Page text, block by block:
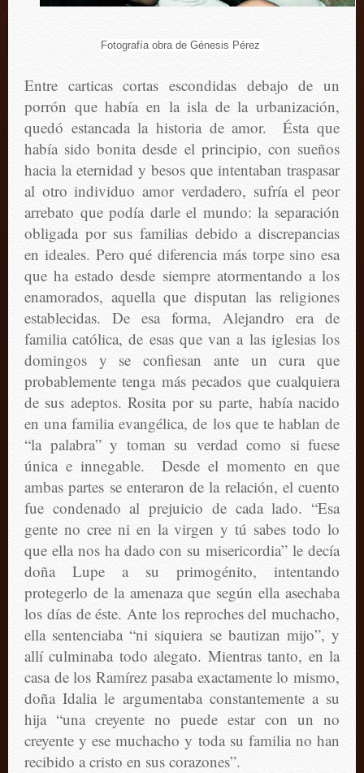
Fotografía obra de Génesis Pérez
Entre carticas cortas escondidas debajo de un
porrón que había en la isla de la urbanización,
quedó estancada la historia de amor. Ésta que
había sido bonita desde el principio, con sueños
hacia la eternidad y besos que intentaban traspasar
al otro individuo amor verdadero, sufría el peor
arrebato que podía darle el mundo: la separación
obligada por sus familias debido a discrepancias
en ideales. Pero qué diferencia más torpe sino esa
que ha estado desde siempre atormentando a los
enamorados, aquella que disputan las religiones
establecidas. De esa forma, Alejandro era de
familia católica, de esas que van a las iglesias los
domingos y se confiesan ante un cura que
probablemente tenga más pecados que cualquiera
de sus adeptos. Rosita por su parte, había nacido
en una familia evangélica, de los que te hablan de
“la palabra” y toman su verdad como si fuese
única e innegable. Desde el momento en que
ambas partes se enteraron de la relación, el cuento
fue condenado al prejuicio de cada lado. “Esa
gente no cree ni en la virgen y tú sabes todo lo
que ella nos ha dado con su misericordia” le decía
doña Lupe a su primogénito, intentando
protegerlo de la amenaza que según ella asechaba
los días de éste. Ante los reproches del muchacho,
ella sentenciaba “ni siquiera se bautizan mijo”, y
allí culminaba todo alegato. Mientras tanto, en la
casa de los Ramírez pasaba exactamente lo mismo,
doña Idalia le argumentaba constantemente a su
hija “una creyente no puede estar con un no
creyente y ese muchacho y toda su familia no han
recibido a cristo en sus corazones”.